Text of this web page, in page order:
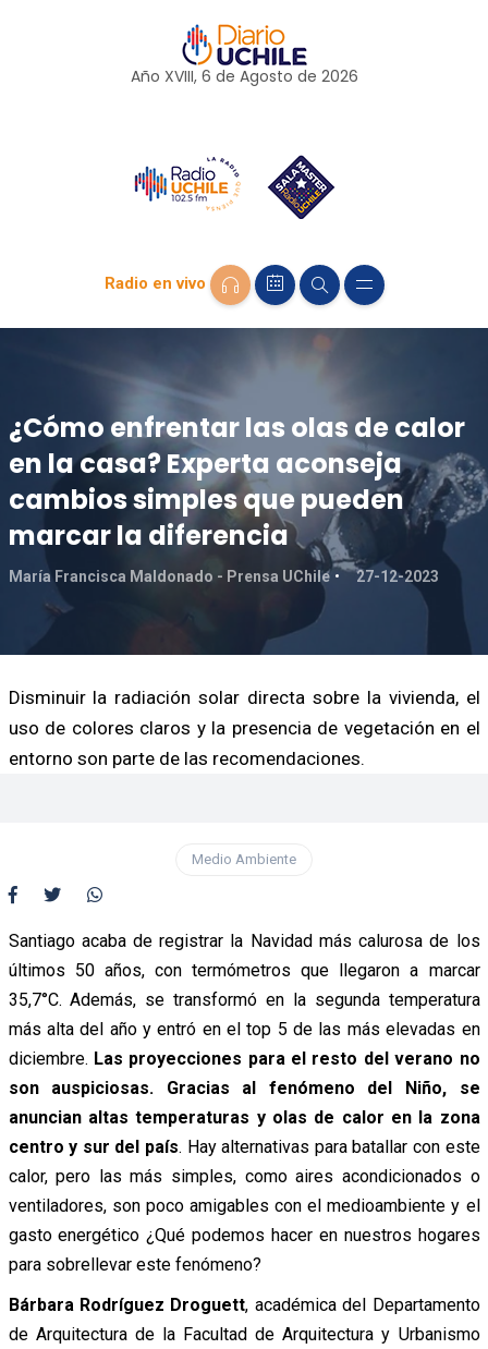
Año XVIII, 6 de Agosto de 2026
Radio en vivo
¿Cómo enfrentar las olas de calor
en la casa? Experta aconseja
cambios simples que pueden
marcar la diferencia
María Francisca Maldonado - Prensa UChile 27-12-2023
Disminuir la radiación solar directa sobre la vivienda, el
uso de colores claros y la presencia de vegetación en el
entorno son parte de las recomendaciones.
Medio Ambiente
Santiago acaba de registrar la Navidad más calurosa de los
últimos 50 años, con termómetros que llegaron a marcar
35,7°C. Además, se transformó en la segunda temperatura
más alta del año y entró en el top 5 de las más elevadas en
diciembre. Las proyecciones para el resto del verano no
son auspiciosas. Gracias al fenómeno del Niño, se
anuncian altas temperaturas y olas de calor en la zona
centro y sur del país. Hay alternativas para batallar con este
calor, pero las más simples, como aires acondicionados o
ventiladores, son poco amigables con el medioambiente y el
gasto energético ¿Qué podemos hacer en nuestros hogares
para sobrellevar este fenómeno?
Bárbara Rodríguez Droguett, académica del Departamento
de Arquitectura de la Facultad de Arquitectura y Urbanismo